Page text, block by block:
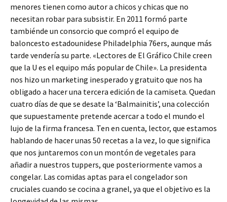
menores tienen como autor a chicos y chicas que no
necesitan robar para subsistir. En 2011 formó parte
tambiénde un consorcio que compró el equipo de
baloncesto estadounidese Philadelphia 76ers, aunque más
tarde vendería su parte. «Lectores de El Gráfico Chile creen
que la U es el equipo más popular de Chile». La presidenta
nos hizo un marketing inesperado y gratuito que nos ha
obligado a hacer una tercera edición de la camiseta. Quedan
cuatro días de que se desate la ‘Balmainitis’, una colección
que supuestamente pretende acercar a todo el mundo el
lujo de la firma francesa. Ten en cuenta, lector, que estamos
hablando de hacer unas 50 recetas a la vez, lo que significa
que nos juntaremos con un montón de vegetales para
añadir a nuestros tuppers, que posteriormente vamos a
congelar. Las comidas aptas para el congelador son
cruciales cuando se cocina a granel, ya que el objetivo es la